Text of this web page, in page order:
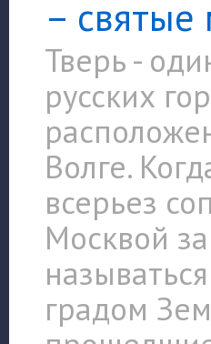
– святые
Тверь -
русских
Волге.
всерьез
Москвой
градом